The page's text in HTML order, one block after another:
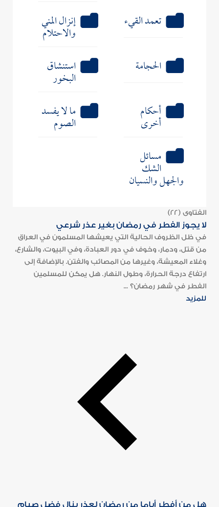
تعمد القيء
إنزال المني
والاحتلام
الحجامة
استنشاق
البخور
أحكام
أخرى
ما لا يفسد
الصوم
مسائل
الشك
والجهل والنسيان
الفتاوى (22)
لا يجوز الفطر في رمضان بغير عذر شرعي
في ظل الظروف الحالية التي يعيشها المسلمون في العراق
من قتل، ودمار، وخوف في دور العبادة، وفي البيوت، والشارع،
وغلاء المعيشة، وغيرها من المصائب والفتن. بالإضافة إلى
ارتفاع درجة الحرارة، وطول النهار. هل يمكن للمسلمين
الفطر في شهر رمضان؟ ...
للمزيد
هل من أفطر أياما من رمضان لعذر ينال فضل صيام